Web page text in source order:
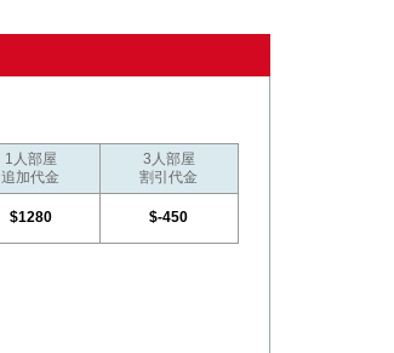
1人部屋
追加代金
3人部屋
割引代金
$1280 $-450